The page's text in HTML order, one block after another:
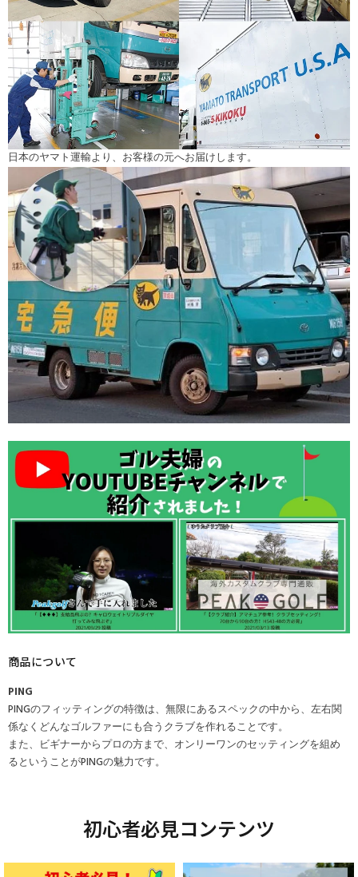
日本のヤマト運輸より、お客様の元へお届けします。
商品について
PING
PINGのフィッティングの特徴は、無限にあるスペックの中から、左右関
係なくどんなゴルファーにも合うクラブを作れることです。
また、ビギナーからプロの方まで、オンリーワンのセッティングを組め
るということがPINGの魅力です。
初心者必見コンテンツ